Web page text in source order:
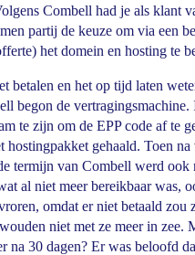
Combell had je als klant
partij de keuze om via een
het domein en hosting te
betalen en het op tijd laten
begon de vertragingsmachine.
te zijn om de EPP code af te
hostingpakket gehaald. Toen
termijn van Combell werd ook
al niet meer bereikbaar was,
omdat er niet betaald zou
niet met ze meer in zee.
na 30 dagen? Er was beloofd